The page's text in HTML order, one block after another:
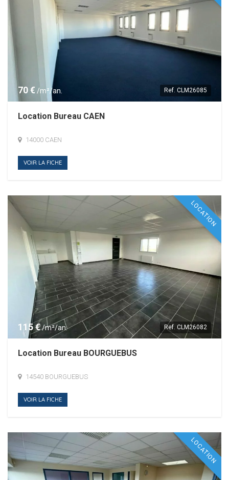
70 € /m²/an. Ref. CLM26085
Location Bureau CAEN
14000 CAEN
VOIR LA FICHE
LOCATION
115 €/m²/an. Ref. CLM26082
Location Bureau BOURGUEBUS
14540 BOURGUEBUS
VOIR LA FICHE
LOCATION